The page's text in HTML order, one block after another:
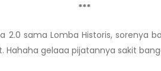
***
2.0 sama Lomba Historis, sorenya
Hahaha gelaaa pijatannya sakit